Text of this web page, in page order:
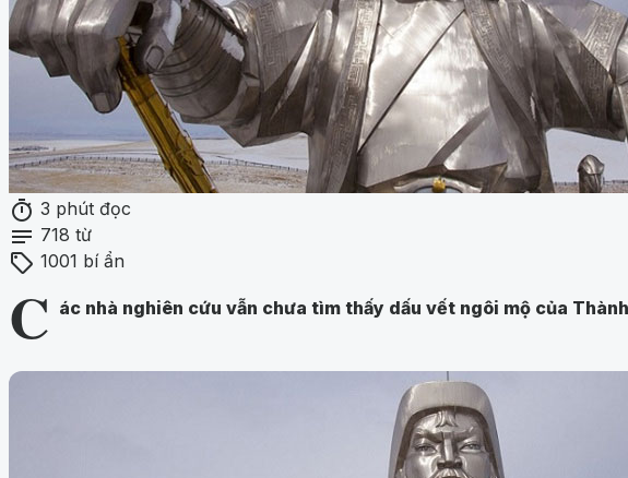
timer 3 phút đọc
notes 718 từ
sell 1001 bí ẩn
C ác nhà nghiên cứu vẫn chưa tìm thấy dấu vết ngôi mộ của